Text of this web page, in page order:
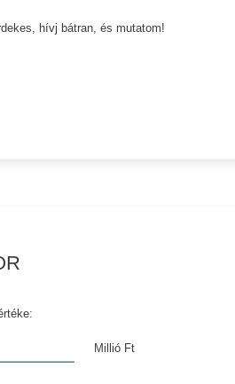
hívj bátran, és mutatom!
Millió Ft